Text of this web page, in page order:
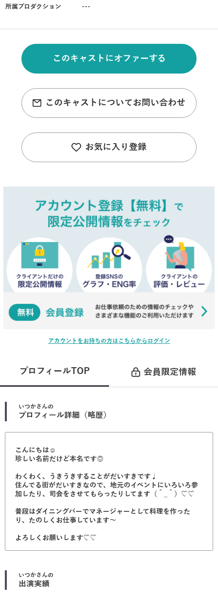
所属プロダクション ---
このキャストにオファーする
このキャストについてお問い合わせ
お気に入り登録
アカウントをお持ちの方はこちらからログイン
プロフィールTOP 会員限定情報
いつかさんの
プロフィール詳細（略歴）
こんにちは☺︎
珍しい名前だけど本名です◎
わくわく、うきうきすることがだいすきです♩
住んでる街がだいすきなので、地元のイベントにいろいろ参
加したり、司会をさせてもらったりしてます（＾_＾）♡♡
普段はダイニングバーでマネージャーとして料理を作った
り、たのしくお仕事しています〜
よろしくお願いします♡♡
いつかさんの
出演実績